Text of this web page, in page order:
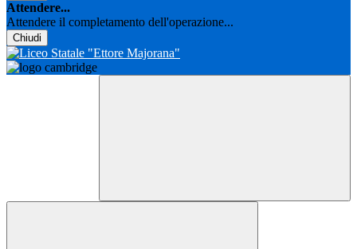
Attendere...
Attendere il completamento dell'operazione...
Chiudi